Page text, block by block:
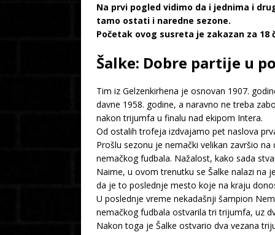
Na prvi pogled vidimo da i jednima i
tamo ostati i naredne sezone.
Početak ovog susreta je zakazan za 18
Šalke: Dobre partije u
Tim iz Gelzenkirhena je osnovan 1907.
davne 1958. godine, a naravno ne treba
nakon trijumfa u finalu nad ekipom Intera.
Od ostalih trofeja izdvajamo pet naslova
Prošlu sezonu je nemački velikan završio
nemačkog fudbala. Nažalost, kako sada
Naime, u ovom trenutku se Šalke nalazi na
da je to poslednje mesto koje na kraju
U poslednje vreme nekadašnji šampion
nemačkog fudbala ostvarila tri trijumfa, uz
Nakon toga je Šalke ostvario dva vezana